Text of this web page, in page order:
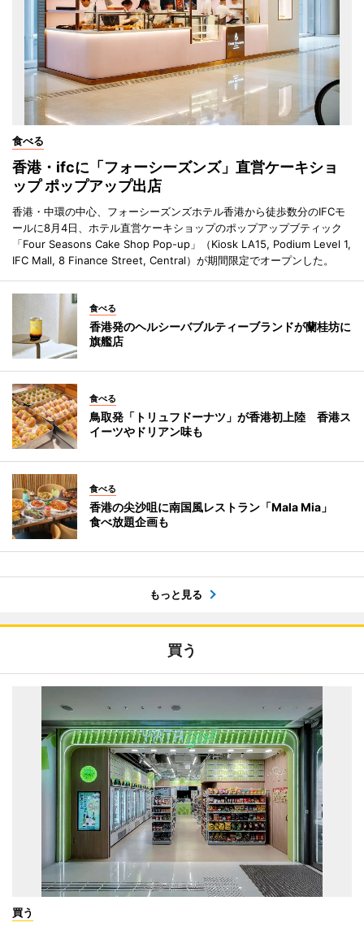
食べる
香港・ifcに「フォーシーズンズ」直営ケーキショ
ップ ポップアップ出店
香港・中環の中心、フォーシーズンズホテル香港から徒歩数分のIFCモ
ールに8月4日、ホテル直営ケーキショップのポップアップブティック
「Four Seasons Cake Shop Pop-up」（Kiosk LA15, Podium Level 1,
IFC Mall, 8 Finance Street, Central）が期間限定でオープンした。
食べる
香港発のヘルシーバブルティーブランドが蘭桂坊に
旗艦店
食べる
鳥取発「トリュフドーナツ」が香港初上陸 香港ス
イーツやドリアン味も
食べる
香港の尖沙咀に南国風レストラン「Mala Mia」
食べ放題企画も
もっと見る
買う
買う